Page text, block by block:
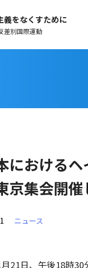
義をなくすために
差別国際運動
における
京集会開催
ニュース
21日、午後18時30